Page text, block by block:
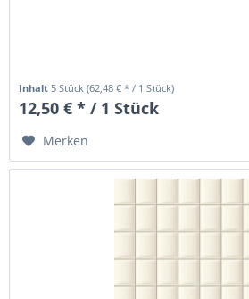
Inhalt 5 Stück(62,48 € * / 1 Stück)
12,50 € * / 1 Stück
Merken